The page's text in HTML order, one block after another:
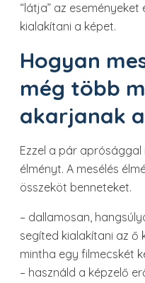
“látja” az
kialakítani a képet.
Hogyan
még több
akarjanak
Ezzel a pár
élményt. A mesélés
összeköt benneteket.
– dallamosan,
segíted kialakítani az ő
mintha egy filmecskét
– használd a képzelő